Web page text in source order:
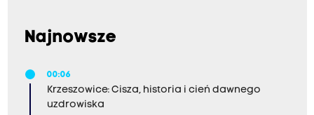
Najnowsze
00:06
Krzeszowice: Cisza, historia i cień dawnego
uzdrowiska